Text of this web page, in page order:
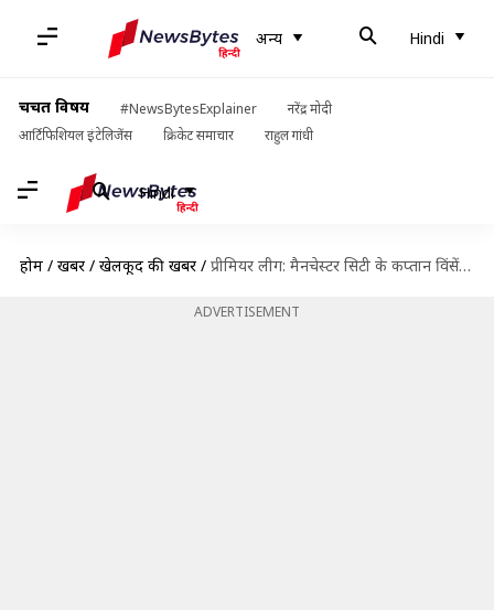
अन्य Hindi
चर्चित विषय #NewsBytesExplainer
नरेंद्र मोदी
आर्टिफिशियल इंटेलिजेंस
क्रिकेट समाचार राहुल गांधी
Hindi
होम / खबरें / खेलकूद की खबरें / प्रीमियर लीग: मैनचेस्टर सिटी के कप्तान विंसेंट कंपनी ने 11 साल बाद क्लब को कहा अलविदा
ADVERTISEMENT